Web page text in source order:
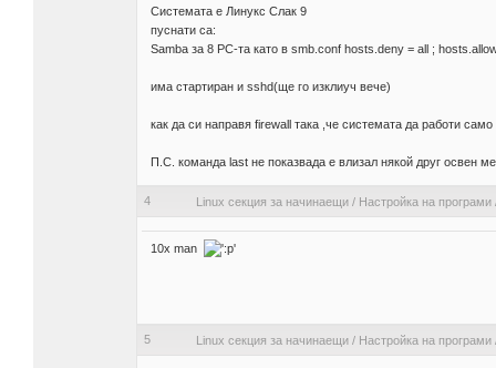
Системата е Линукс Слак 9
пуснати са:
Samba за 8 PC-та като в smb.conf hosts.deny = all ;
има стартиран и sshd(ще го изклиуч вече)
как да си направя firewall така ,че системата да работи
П.С. команда last не показвада е влизал някой друг освен
4 Linux секция за начинаещи / Настройка на програми
10x man
5 Linux секция за начинаещи / Настройка на програми